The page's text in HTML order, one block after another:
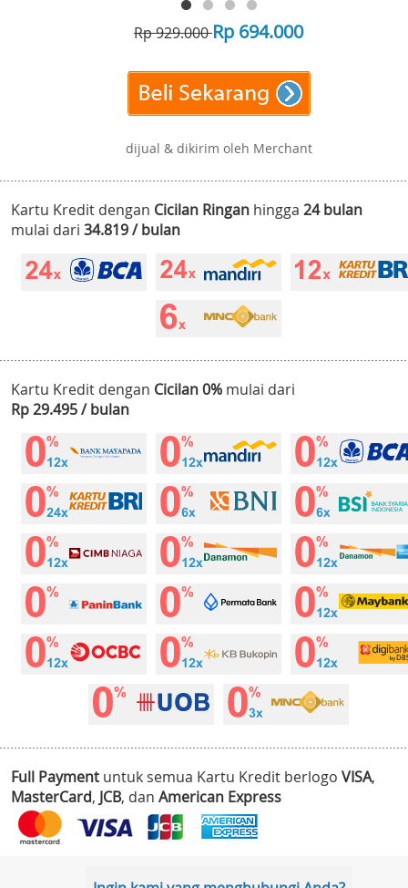
Rp 929.000Rp 694.000
dijual & dikirim oleh Merchant
Kartu Kredit dengan Cicilan Ringan hingga 24 bulan
mulai dari 34.819 / bulan
Kartu Kredit dengan Cicilan 0% mulai dari
Rp 29.495 / bulan
Full Payment untuk semua Kartu Kredit berlogo VISA,
MasterCard, JCB, dan American Express